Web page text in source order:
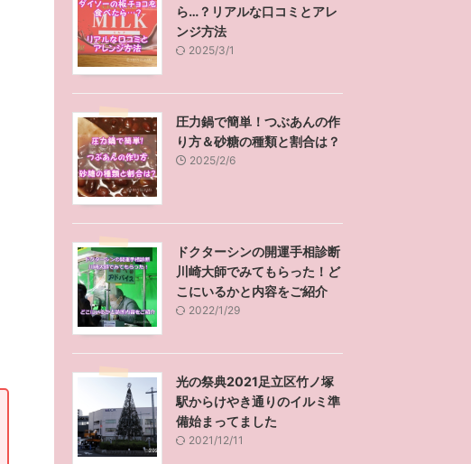
ら…？リアルな口コミとアレ
ンジ方法
2025/3/1
圧力鍋で簡単！つぶあんの作
り方＆砂糖の種類と割合は？
2025/2/6
ドクターシンの開運手相診断
川崎大師でみてもらった！ど
こにいるかと内容をご紹介
2022/1/29
光の祭典2021足立区竹ノ塚
駅からけやき通りのイルミ準
備始まってました
2021/12/11